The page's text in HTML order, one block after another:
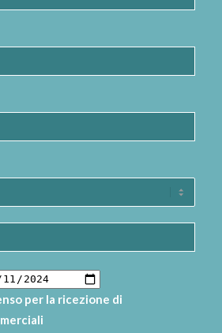
per la ricezione di